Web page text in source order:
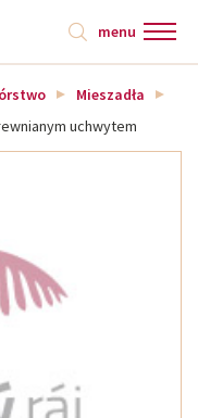
menu
Mieszadła
uchwytem